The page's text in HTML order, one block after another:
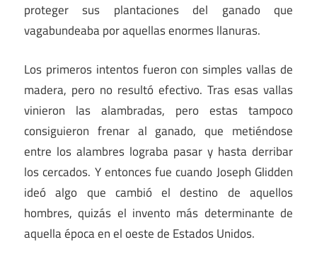
proteger sus plantaciones del ganado que
vagabundeaba por aquellas enormes llanuras.
Los primeros intentos fueron con simples vallas de
madera, pero no resultó efectivo. Tras esas vallas
vinieron las alambradas, pero estas tampoco
consiguieron frenar al ganado, que metiéndose
entre los alambres lograba pasar y hasta derribar
los cercados. Y entonces fue cuando Joseph Glidden
ideó algo que cambió el destino de aquellos
hombres, quizás el invento más determinante de
aquella época en el oeste de Estados Unidos.